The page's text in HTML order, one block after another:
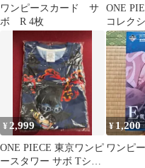
ワンピースカード サ
ボ R 4枚
ONE
コレク
¥2,999
ONE PIECE 東京ワンピ
ースタワー サボ Tシャ
¥ 1,200
ワンピ